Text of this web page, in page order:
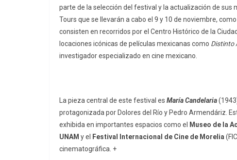
parte de la selección del festival y la actualización de sus
Tours que se llevarán a cabo el 9 y 10 de noviembre,
consisten en recorridos por el Centro Histórico de la
locaciones icónicas de películas mexicanas como Distinto
investigador especializado en cine mexicano.
La pieza central de este festival es María Candelaria
protagonizada por Dolores del Río y Pedro Armendáriz.
exhibida en importantes espacios como el
Museo de la
UNAM y el Festival Internacional de Cine de Morelia
cinematográfica. +